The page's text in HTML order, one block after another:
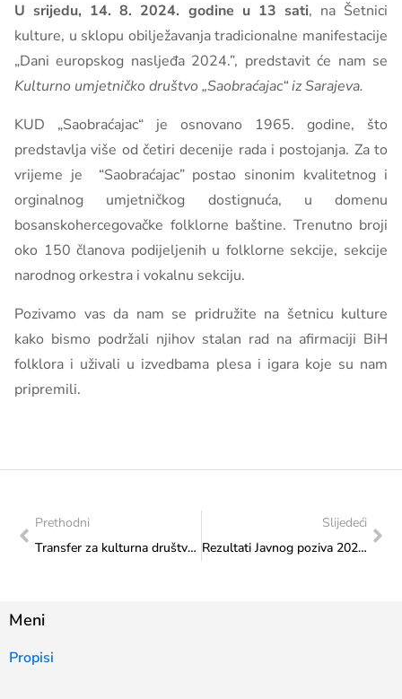
U srijedu, 14. 8. 2024. godine u 13 sati, na Šetnici
kulture, u sklopu obilježavanja tradicionalne manifestacije
„Dani europskog nasljeđa 2024.”, predstavit će nam se
Kulturno umjetničko društvo „Saobraćajac“ iz Sarajeva.
KUD „Saobraćajac“ je osnovano 1965. godine, što
predstavlja više od četiri decenije rada i postojanja. Za to
vrijeme je “Saobraćajac” postao sinonim kvalitetnog i
orginalnog umjetničkog dostignuća, u domenu
bosanskohercegovačke folklorne baštine. Trenutno broji
oko 150 članova podijeljenih u folklorne sekcije, sekcije
narodnog orkestra i vokalnu sekciju.
Pozivamo vas da nam se pridružite na šetnicu kulture
kako bismo podržali njihov stalan rad na afirmaciji BiH
folklora i uživali u izvedbama plesa i igara koje su nam
pripremili.
Prethodni
Transfer za kulturna društva i druge institucije: U Ministarstvu potpisan Ugovor o dodjeli financijskih sredstava s Udrugom građana Matica hrvatska Mostar
Slijedeći
Rezultati Javnog poziva 2024.: Transfer za institucije znanosti i kulture od značaja
Meni
Propisi